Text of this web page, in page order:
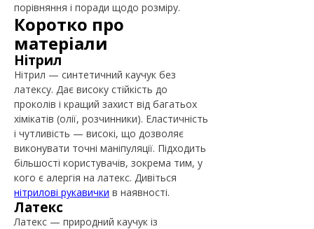
порівняння і поради щодо розміру.
Коротко про
матеріали
Нітрил
Нітрил — синтетичний каучук без
латексу. Дає високу стійкість до
проколів і кращий захист від багатьох
хімікатів (олії, розчинники). Еластичність
і чутливість — високі, що дозволяє
виконувати точні маніпуляції. Підходить
більшості користувачів, зокрема тим, у
кого є алергія на латекс. Дивіться
нітрилові рукавички в наявності.
Латекс
Латекс — природний каучук із